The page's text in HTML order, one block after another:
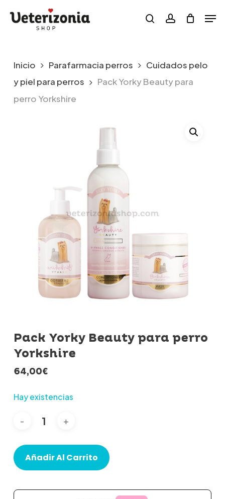
searchaccount
Inicio Parafarmacia perros
Cuidados pelo
y piel para perros
Pack Yorky Beauty para
perro Yorkshire
Pack Yorky Beauty para perro
Yorkshire
64,00€
Hay existencias
Añadir Al Carrito